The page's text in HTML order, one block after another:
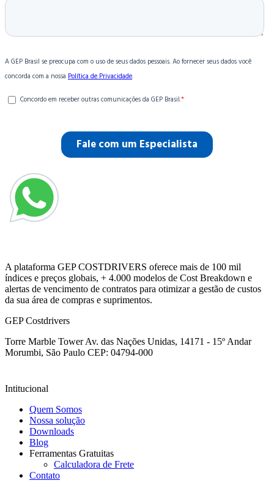
A plataforma GEP COSTDRIVERS oferece mais de 100 mil
índices e preços globais, + 4.000 modelos de Cost Breakdown e
alertas de vencimento de contratos para otimizar a gestão de custos
da sua área de compras e suprimentos.
GEP Costdrivers
Torre Marble Tower Av. das Nações Unidas, 14171 - 15º Andar
Morumbi, São Paulo CEP: 04794-000
Intitucional
Quem Somos
Nossa solução
Downloads
Blog
Ferramentas Gratuitas
Calculadora de Frete
Contato